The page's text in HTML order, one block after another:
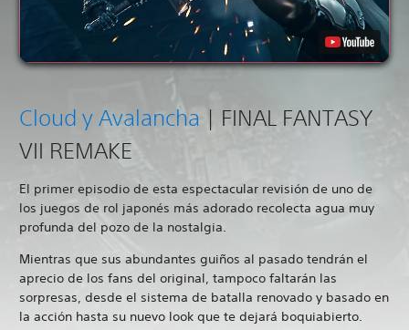
Cloud y Avalancha | FINAL FANTASY
VII REMAKE
El primer episodio de esta espectacular revisión de uno de
los juegos de rol japonés más adorado recolecta agua muy
profunda del pozo de la nostalgia.
Mientras que sus abundantes guiños al pasado tendrán el
aprecio de los fans del original, tampoco faltarán las
sorpresas, desde el sistema de batalla renovado y basado en
la acción hasta su nuevo look que te dejará boquiabierto.